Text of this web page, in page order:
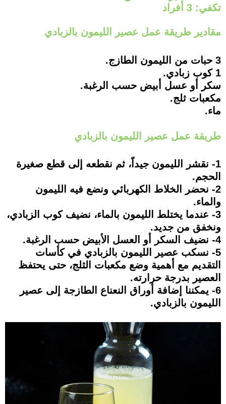
تكفي: 3 أفراد
مقادير طريقة عمل عصير الليمون بالزبادي
3 حبات من الليمون الطازج.
1 كوب زبادي.
سكر أو عسل أبيض حسب الرغبة.
مكعبات ثلج.
ماء.
طريقة عمل عصير الليمون بالزبادي
1- نقشر الليمون جيداً، ثم نقطعه إلى قطع صغيرة
الحجم.
2- نحضر الخلاط الكهربائي ونضع فيه الليمون
والماء.
3- عندما يختلط الليمون بالماء، نضيف كوب الزبادي،
ونخفق من جديد.
4- نضيف السكر أو العسل الأبيض حسب الرغبة.
5- نسكب عصير الليمون بالزبادي في كأسات
التقديم مع أهمية وضع مكعبات الثلج، حتى يحتفظ
العصير بدرجة حرارته.
6- يمكننا إضافة أوراق النعناع الطازجة إلى عصير
الليمون بالزبادي.